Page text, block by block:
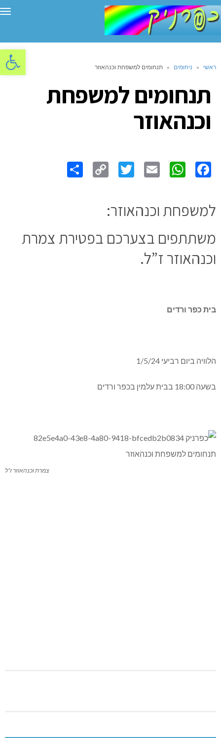
פתח
ראשי » ניחומים » תנחומים למשפחת וכנהאוזר
תנחומים למשפחת
וכנהאוזר
Link
למשפחת וכנהאוזר:
משתתפים בצערכם בפטירת צמרת
וכנהאוזר ז”ל.
בית כפר ורדים
הלוויה ביום רביעי 1/5/24
בשעה 18:00 בבית עלמין בכפר ורדים
צמרת וכנהאוזר ז”ל